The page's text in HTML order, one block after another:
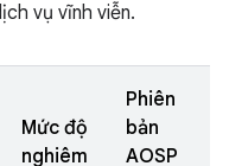
vụ vĩnh viễn.
Mức độ
nghiêm
Phiên
bản
AOSP